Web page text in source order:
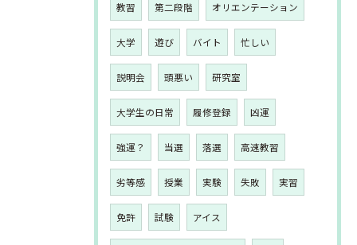
教習 第二段階 オリエンテーション
大学 遊び バイト 忙しい
説明会 頭悪い 研究室
大学生の日常 履修登録 凶運
強運？ 当選 落選 高速教習
劣等感 授業 実験 失敗 実習
免許 試験 アイス